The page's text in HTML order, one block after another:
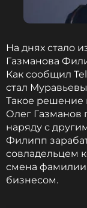
На днях стало
Газманова
Как сообщил
стал
Такое решение
Олег Газманов
наряду с
Филипп
совладельцем
смена фамилии
бизнесом.